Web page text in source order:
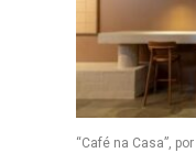
“Café na Casa”,